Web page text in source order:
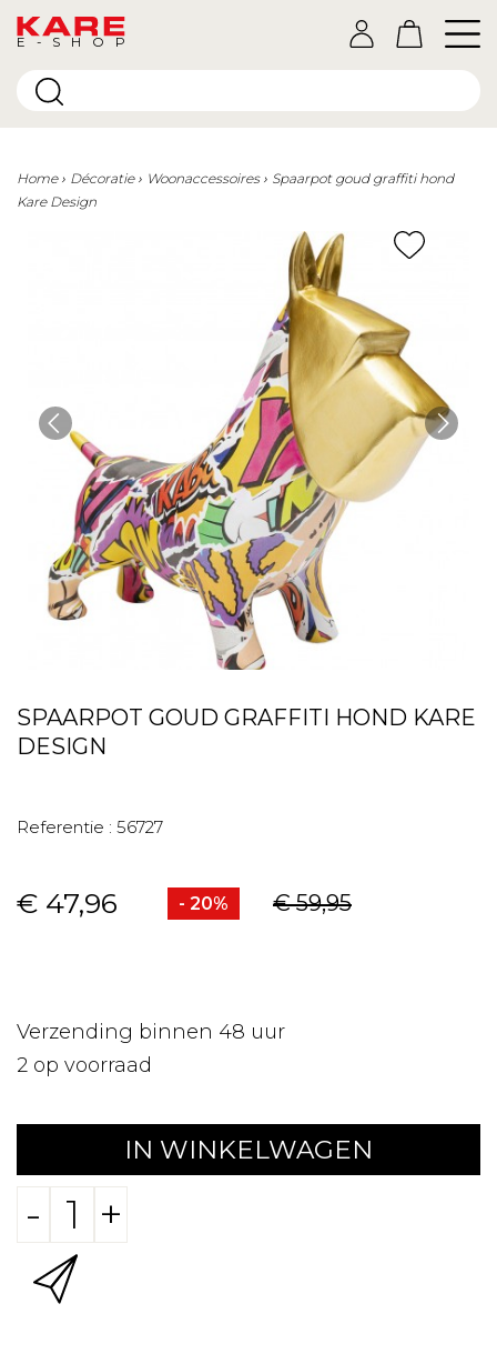
E-SHOP
Home Décoratie Woonaccessoires
Spaarpot goud graffiti hond
Kare Design
SPAARPOT GOUD GRAFFITI HOND KARE
DESIGN
Referentie : 56727
€ 47,96 - 20% € 59,95
Verzending binnen 48 uur
2 op voorraad
IN WINKELWAGEN
- +